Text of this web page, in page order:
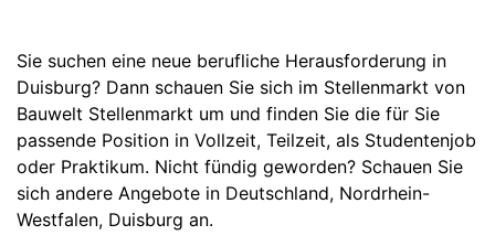
Sie suchen eine neue berufliche Herausforderung in
Duisburg? Dann schauen Sie sich im Stellenmarkt von
Bauwelt Stellenmarkt um und finden Sie die für Sie
passende Position in Vollzeit, Teilzeit, als Studentenjob
oder Praktikum. Nicht fündig geworden? Schauen Sie
sich andere Angebote in Deutschland, Nordrhein-
Westfalen, Duisburg an.